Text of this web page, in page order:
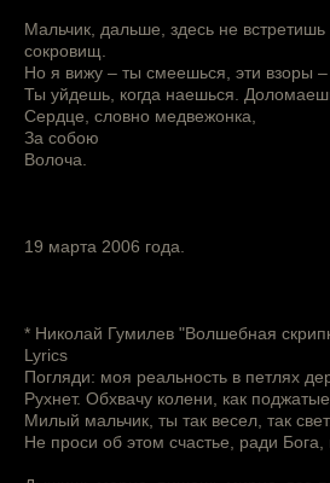
Мальчик, дальше, здесь не
сокровищ.
Но я вижу – ты смеешься, эти взоры –
Ты уйдешь, когда наешься.
Сердце, словно медвежонка,
За собою
Волоча.
19 марта 2006 года.
* Николай Гумилев "Волшебная
Lyrics
Погляди: моя реальность в петлях
Рухнет. Обхвачу колени, как
Милый мальчик, ты так весел, так
Не проси об этом счастье, ради Бога,